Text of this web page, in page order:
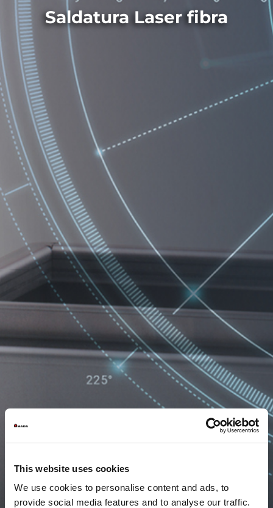
This website uses cookies
We use cookies to personalise content and ads, to
provide social media features and to analyse our traffic.
Saldatura Laser fibra